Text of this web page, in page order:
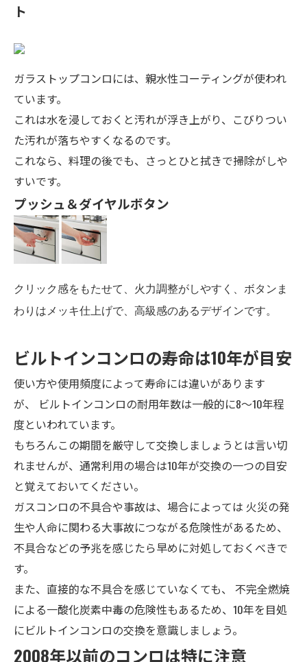
ト
ガラストップコンロには、親水性コーティングが使われ
ています。
これは水を浸しておくと汚れが浮き上がり、こびりつい
た汚れが落ちやすくなるのです。
これなら、料理の後でも、さっとひと拭きで掃除がしや
すいです。
プッシュ＆ダイヤルボタン
クリック感をもたせて、火力調整がしやすく、ボタンま
わりはメッキ仕上げで、高級感のあるデザインです。
ビルトインコンロの寿命は10年が目安
使い方や使用頻度によって寿命には違いがあります
が、
ビルトインコンロの耐用年数は一般的に8～10年程
度といわれています。
もちろんこの期間を厳守して交換しましょうとは言い切
れませんが、通常利用の場合は10年が交換の一つの目安
と覚えておいてください。
ガスコンロの不具合や事故は、場合によっては 火災の発
生や人命に関わる大事故につながる危険性があるため、
不具合などの予兆を感じたら早めに対処しておくべきで
す。
また、直接的な不具合を感じていなくても、 不完全燃焼
による一酸化炭素中毒の危険性もあるため、10年を目処
にビルトインコンロの交換を意識しましょう。
2008年以前のコンロは特に注意